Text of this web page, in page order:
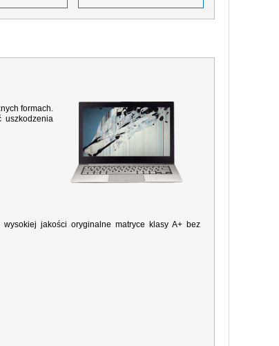
formach.
uszkodzenia
wysokiej jakości oryginalne matryce klasy A+ bez